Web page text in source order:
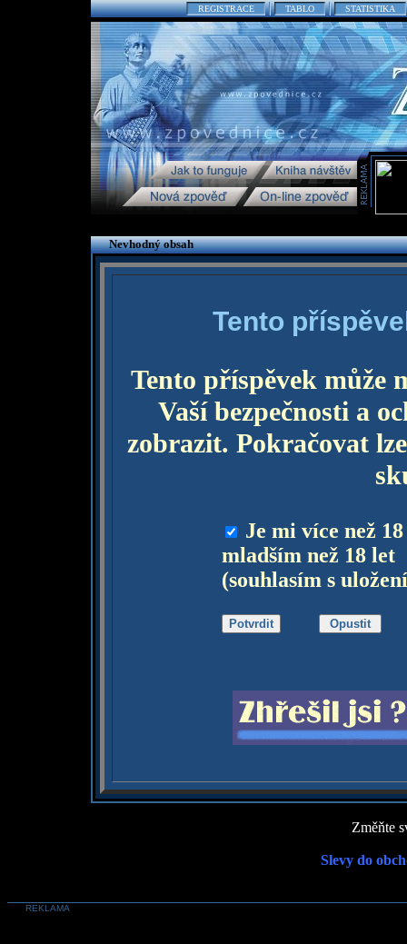
REGISTRACE TABLO STATISTIKA
Nevhodný obsah
Tento
Tento příspěvek může
Vaší bezpečnosti a
zobrazit. Pokračovat
Je mi více než
mladším než 18 let
(souhlasím s
Změňte
Slevy do
REKLAMA